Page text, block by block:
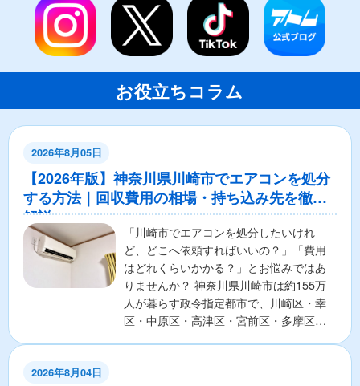
お役立ちコラム
2026年8月05日
【2026年版】神奈川県川崎市でエアコンを処分
する方法｜回収費用の相場・持ち込み先を徹底
解説
「川崎市でエアコンを処分したいけれ
ど、どこへ依頼すればいいの？」「費用
はどれくらいかかる？」とお悩みではあ
りませんか？ 神奈川県川崎市は約155万
人が暮らす政令指定都市で、川崎区・幸
区・中原区・高津区・宮前区・多摩区・
2026年8月04日